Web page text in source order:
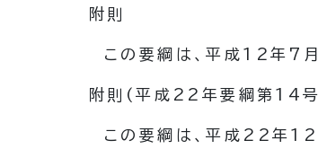
附 則
この要綱は、平成12年7
附 則 (平成22年要綱第14
この要綱は、平成22年12